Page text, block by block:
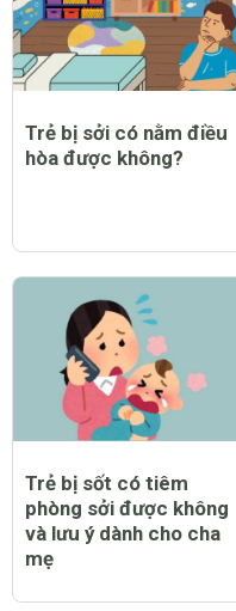
Trẻ bị sởi có nằm điều
hòa được không?
Trẻ bị sốt có tiêm
phòng sởi được không
và lưu ý dành cho cha
mẹ